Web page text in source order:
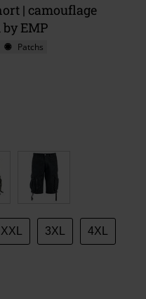
| camouflage
EMP
Patchs
XXL 3XL 4XL